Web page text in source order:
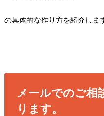
の具体的な作り方を紹介しま
メールでのご相
ります。